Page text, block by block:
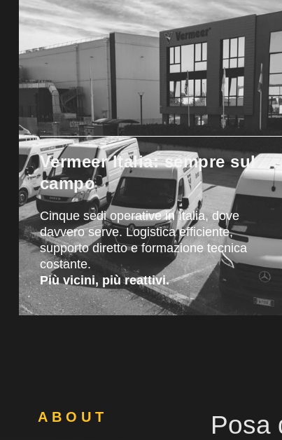
Vermeer Italia: sempre sul
campo
Cinque sedi operative in Italia, dove
davvero serve. Logistica efficiente,
supporto diretto e formazione tecnica
costante.
Più vicini, più reattivi.
ABOUT Posa